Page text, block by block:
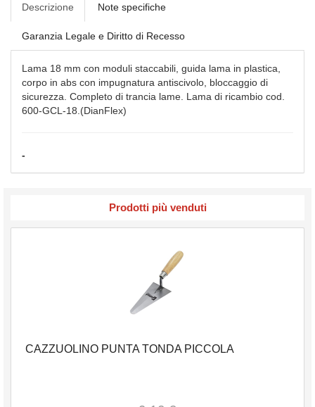
Descrizione Note specifiche
Garanzia Legale e Diritto di Recesso
Lama 18 mm con moduli staccabili, guida lama in plastica,
corpo in abs con impugnatura antiscivolo, bloccaggio di
sicurezza. Completo di trancia lame. Lama di ricambio cod.
600-GCL-18.(DianFlex)
-
Prodotti più venduti
CAZZUOLINO PUNTA TONDA PICCOLA